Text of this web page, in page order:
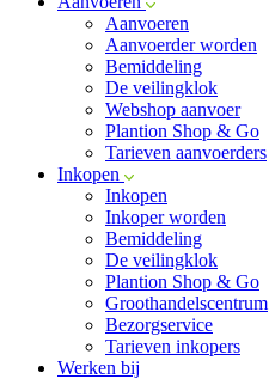
Aanvoeren
Aanvoerder worden
Bemiddeling
De veilingklok
Webshop aanvoer
Plantion Shop & Go
Tarieven aanvoerders
Inkopen
Inkopen
Inkoper worden
Bemiddeling
De veilingklok
Plantion Shop & Go
Groothandelscentrum
Bezorgservice
Tarieven inkopers
Werken bij